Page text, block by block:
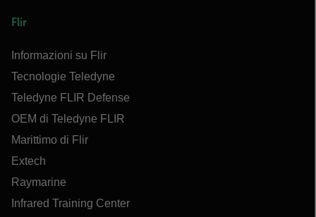
Flir
Informazioni su Flir
Tecnologie Teledyne
Teledyne FLIR Defense
OEM di Teledyne FLIR
Marittimo di Flir
Extech
Raymarine
Infrared Training Center